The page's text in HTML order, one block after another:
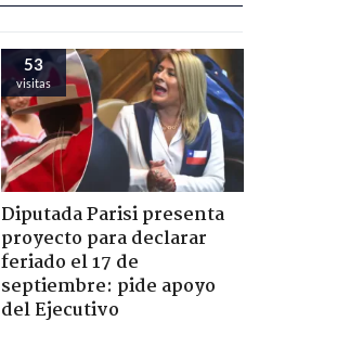
53
visitas
Diputada Parisi presenta
proyecto para declarar
feriado el 17 de
septiembre: pide apoyo
del Ejecutivo